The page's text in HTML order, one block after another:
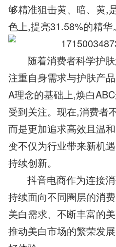
够精准狙击黄、暗、黄,
色上,提亮31.58%的精华。
随着消费者科学护
注重自身需求与护肤产
A理念的基础上,焕白
受到关注。现在,消费者
而是更加追求高效且温
变不仅为行业带来新机
持续创新。
抖音电商作为连接
持续面向不同圈层的消
美白需求、不断丰富的
推动美白市场的繁荣发